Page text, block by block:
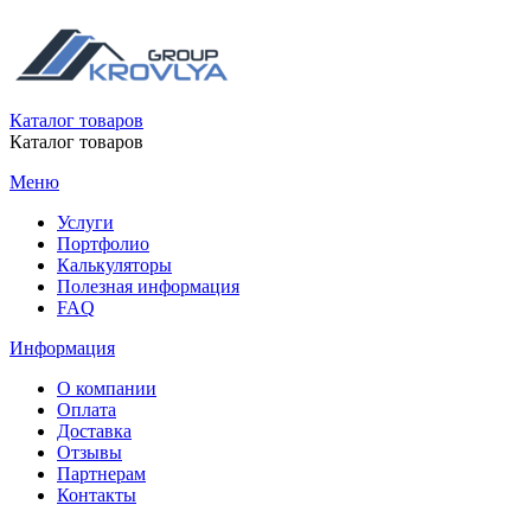
Каталог товаров
Каталог товаров
Меню
Услуги
Портфолио
Калькуляторы
Полезная информация
FAQ
Информация
О компании
Оплата
Доставка
Отзывы
Партнерам
Контакты